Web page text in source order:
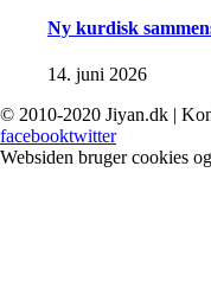
Ny kurdisk
14. juni 2026
© 2010-2020 Jiyan.dk |
facebooktwitter
Websiden bruger cookies